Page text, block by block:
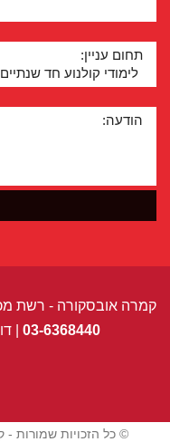
תחום עניין:
הודעה:
קמרה אובסקורה - רשת מכללות
03-6368440
|
© כל הזכויות שמורות